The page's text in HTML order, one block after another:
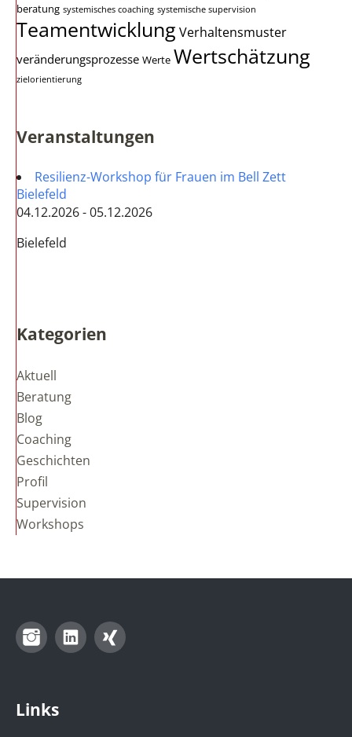
beratung systemisches coaching systemische supervision
Teamentwicklung Verhaltensmuster
veränderungsprozesse Werte Wertschätzung
zielorientierung
Veranstaltungen
Resilienz-Workshop für Frauen im Bell Zett
Bielefeld
04.12.2026 - 05.12.2026
Bielefeld
Kategorien
Aktuell
Beratung
Blog
Coaching
Geschichten
Profil
Supervision
Workshops
InstagramLinkedIn
Links